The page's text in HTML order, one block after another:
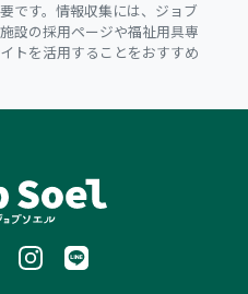
です。情報収集には、ジョブ
設の採用ページや福祉用具専
トを活用することをおすすめ